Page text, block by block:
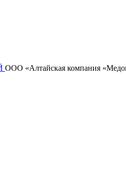
ООО «Алтайская компания